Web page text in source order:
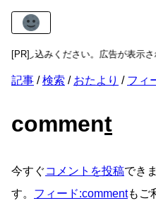
[PR]
お申し込みください。広告が表示
記事 検索 おたより フィ
comment
今すぐコメントを投稿でき
す。 フィード:commentもご